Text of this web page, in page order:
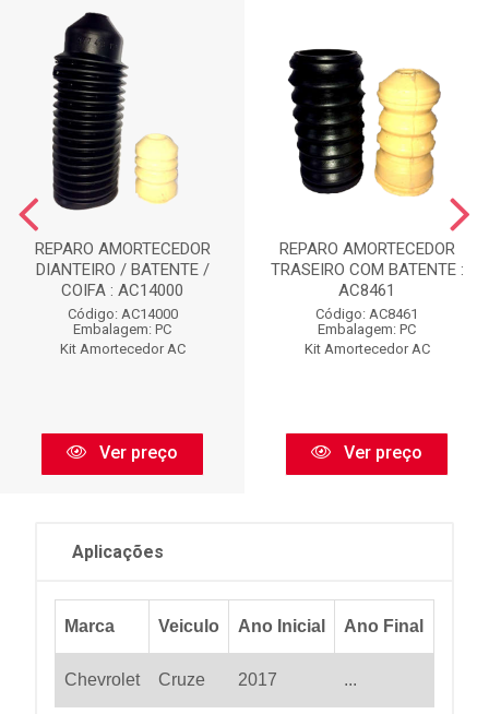
REPARO AMORTECEDOR
DIANTEIRO / BATENTE /
COIFA : AC14000
Código: AC14000
Embalagem: PC
Kit Amortecedor AC
Ver preço
REPARO AMORTECEDOR
TRASEIRO COM BATENTE :
AC8461
Código: AC8461
Embalagem: PC
Kit Amortecedor AC
Ver preço
Aplicações
Marca Veiculo Ano Inicial Ano Final
Chevrolet Cruze 2017 ...